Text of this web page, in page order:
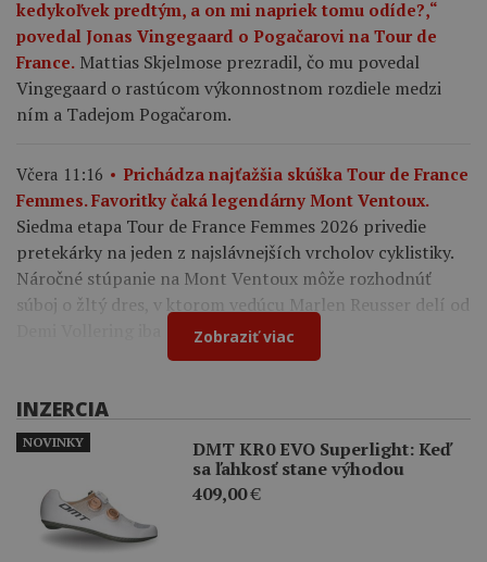
kedykoľvek predtým, a on mi napriek tomu odíde?,“
povedal Jonas Vingegaard o Pogačarovi na Tour de
France. Mattias Skjelmose prezradil, čo mu povedal
Vingegaard o rastúcom výkonnostnom rozdiele medzi
ním a Tadejom Pogačarom.
Včera 11:16
Prichádza najťažšia skúška Tour de France
Femmes. Favoritky čaká legendárny Mont Ventoux.
Siedma etapa Tour de France Femmes 2026 privedie
pretekárky na jeden z najslávnejších vrcholov cyklistiky.
Náročné stúpanie na Mont Ventoux môže rozhodnúť
súboj o žltý dres, v ktorom vedúcu Marlen Reusser delí od
Demi Vollering iba 12 sekúnd.
Zobraziť viac
INZERCIA
DMT KR0 EVO Superlight: Keď
sa ľahkosť stane výhodou
409,00€
NOVINKY